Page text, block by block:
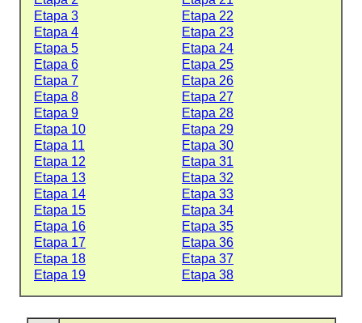
Etapa 3
Etapa 22
Etapa 4
Etapa 23
Etapa 5
Etapa 24
Etapa 6
Etapa 25
Etapa 7
Etapa 26
Etapa 8
Etapa 27
Etapa 9
Etapa 28
Etapa 10
Etapa 29
Etapa 11
Etapa 30
Etapa 12
Etapa 31
Etapa 13
Etapa 32
Etapa 14
Etapa 33
Etapa 15
Etapa 34
Etapa 16
Etapa 35
Etapa 17
Etapa 36
Etapa 18
Etapa 37
Etapa 19
Etapa 38